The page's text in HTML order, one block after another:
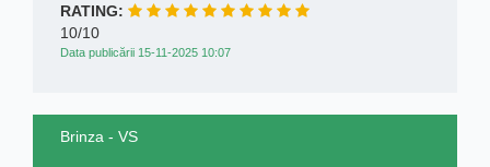
RATING:
10/10
Data publicării 15-11-2025 10:07
Brinza - VS